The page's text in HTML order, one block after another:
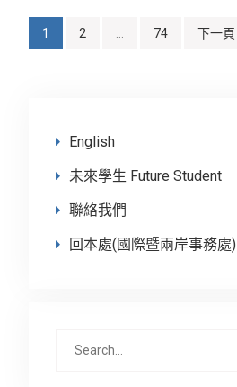
文1 2 74 下一頁
English
未來學生 Future Student
聯絡我們
回本處(國際暨兩岸事務處)